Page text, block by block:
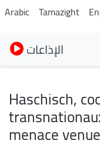
Arabic Tamazight
الإذاعات
Haschisch,
menace